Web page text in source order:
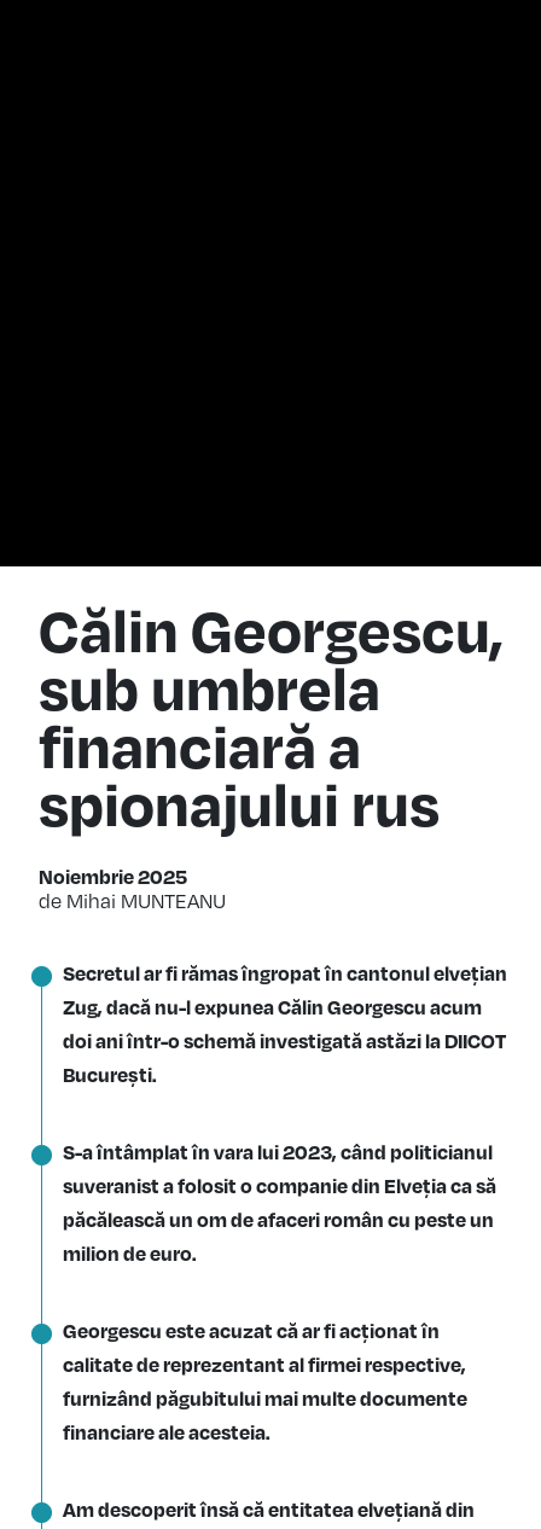
Călin Georgescu,
sub umbrela
financiară a
spionajului rus
Noiembrie 2025
de Mihai MUNTEANU
Secretul ar fi rămas îngropat în cantonul elvețian
Zug, dacă nu-l expunea Călin Georgescu acum
doi ani într-o schemă investigată astăzi la DIICOT
București.
S-a întâmplat în vara lui 2023, când politicianul
suveranist a folosit o companie din Elveția ca să
păcălească un om de afaceri român cu peste un
milion de euro.
Georgescu este acuzat că ar fi acționat în
calitate de reprezentant al firmei respective,
furnizând păgubitului mai multe documente
financiare ale acesteia.
Am descoperit însă că entitatea elvețiană din